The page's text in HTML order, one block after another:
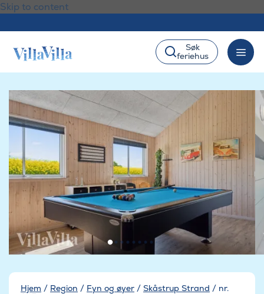
Skip to content
Søk
feriehus
Hjem / Region / Fyn og øyer / Skåstrup Strand / nr.